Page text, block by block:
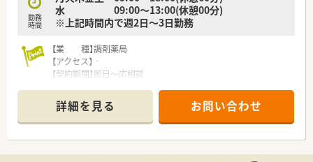
薬剤師が主体性を持って店舗づくりに関わることが推奨されて
います。
の心配をすることなく腰を据えて長く働き続けることが可能な
法人です。
■年収は450万円から600万円の間で提示され、これまでのキャ
リアやスキルを十分に考慮した上で納得のいく決定を目指して
います。
勤務
時間
水 09:00～13:00(休憩00分)
※上記時間内で週2日～3日勤務
【業 種】調剤薬局
【アクセス】‐
【契約期間】即日～応相談
【勤務時間】
月火木金土 09:00～18:00(休憩60分)
水 09:00～13:00(休憩00分)
※上記時間内で週2日～3日勤務
詳細を見る お問い合わせ